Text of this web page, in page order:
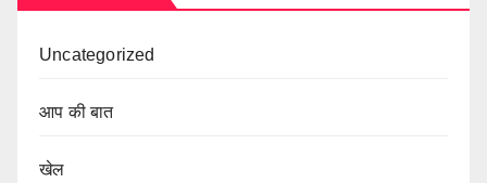
Uncategorized
आप की बात
खेल